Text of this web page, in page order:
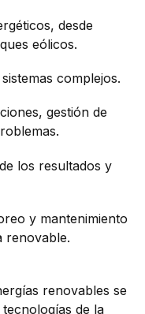
desde
eólicos.
complejos.
gestión de
los resultados y
y mantenimiento
renovable.
renovables se
de la